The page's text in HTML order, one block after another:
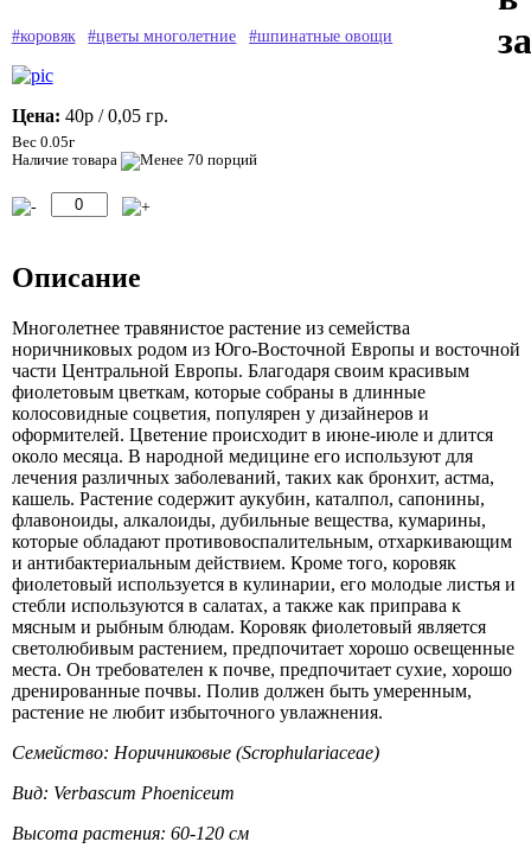
#коровяк #цветы многолетние #шпинатные овощи
Цена: 40р / 0,05 гр.
Вес 0.05г
Наличие товара
Описание
Многолетнее травянистое растение из семейства
норичниковых родом из Юго-Восточной Европы и восточной
части Центральной Европы. Благодаря своим красивым
фиолетовым цветкам, которые собраны в длинные
колосовидные соцветия, популярен у дизайнеров и
оформителей. Цветение происходит в июне-июле и длится
около месяца. В народной медицине его используют для
лечения различных заболеваний, таких как бронхит, астма,
кашель. Растение содержит аукубин, каталпол, сапонины,
флавоноиды, алкалоиды, дубильные вещества, кумарины,
которые обладают противовоспалительным, отхаркивающим
и антибактериальным действием. Кроме того, коровяк
фиолетовый используется в кулинарии, его молодые листья и
стебли используются в салатах, а также как приправа к
мясным и рыбным блюдам. Коровяк фиолетовый является
светолюбивым растением, предпочитает хорошо освещенные
места. Он требователен к почве, предпочитает сухие, хорошо
дренированные почвы. Полив должен быть умеренным,
растение не любит избыточного увлажнения.
Семейство: Норичниковые (Scrophulariaceae)
Вид: Verbascum Phoeniceum
Высота растения: 60-120 см